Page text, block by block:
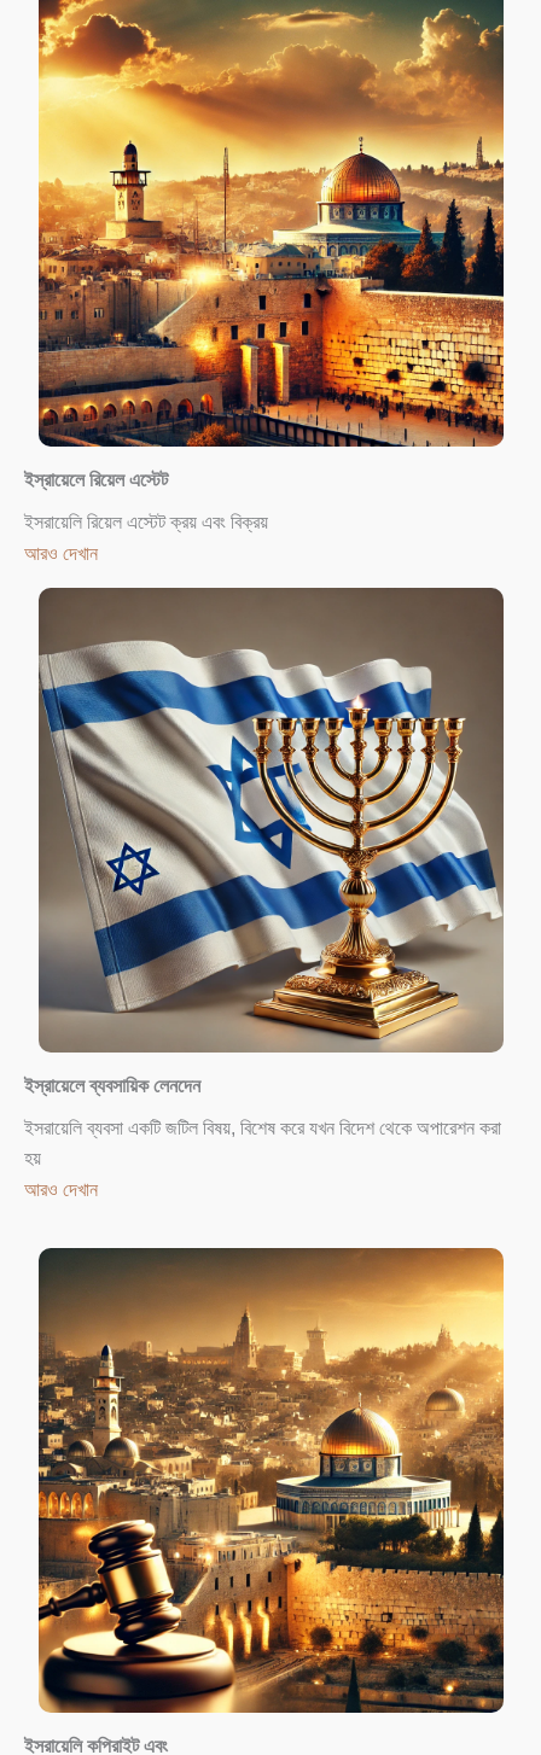
ইস্রায়েলে রিয়েল এস্টেট
ইসরায়েলি রিয়েল এস্টেট ক্রয় এবং বিক্রয়
আরও দেখান
ইস্রায়েলে ব্যবসায়িক লেনদেন
ইসরায়েলি ব্যবসা একটি জটিল বিষয়, বিশেষ করে যখন বিদেশ থেকে অপারেশন করা
হয়
আরও দেখান
ইসরায়েলি কপিরাইট এবং